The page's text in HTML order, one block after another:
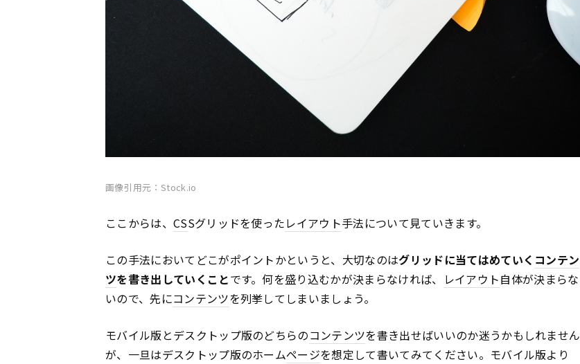
画像引用元：Stock.io
ここからは、 CSSグリッドを使ったレイアウト手法について見ていきます。
この手法においてどこがポイントかというと、大切なのはグリッドに当てはめていく コンテン
ツを書き出していくことです。何を盛り込むかが決まらなければ、 レイアウト自体が決まらな
いので、先にコンテンツを列挙してしまいましょう。
モバイル版とデスクトップ版のどちらのコンテンツを書き出せばいいのか迷うかもしれません
が、一旦はデスクトップ版のホームページを想定して書いてみてください。モバイル版より